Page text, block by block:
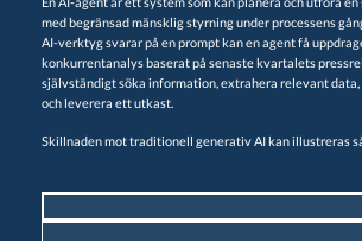
med begränsad mänsklig styrning under processens
AI-verktyg svarar på en prompt kan en agent få
konkurrentanalys baserat på senaste kvartalets
självständigt söka information, extrahera relevant
och leverera ett utkast.
Skillnaden mot traditionell generativ AI kan illustreras